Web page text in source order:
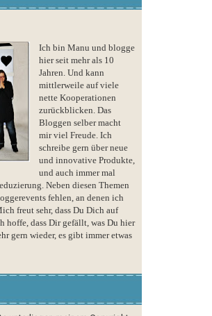
Ich bin Manu und blogge
hier seit mehr als 10
Jahren. Und kann
mittlerweile auf viele
nette Kooperationen
zurückblicken. Das
Bloggen selber macht
mir viel Freude. Ich
schreibe gern über neue
und innovative Produkte,
und auch immer mal
Neben diesen Themen
fehlen, an denen ich
freut sehr, dass Du Dich auf
hoffe, dass Dir gefällt, was Du hier
gern wieder, es gibt immer etwas